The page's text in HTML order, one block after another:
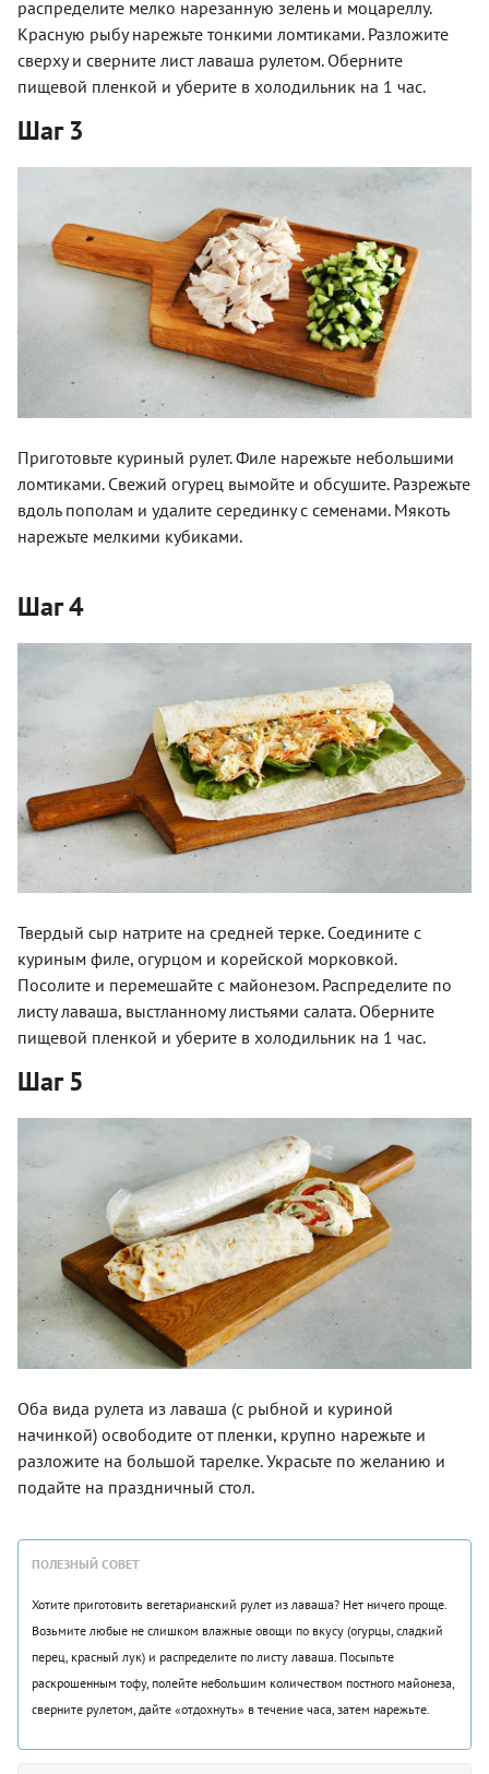
распределите мелко нарезанную зелень и моцареллу.
Красную рыбу нарежьте тонкими ломтиками. Разложите
сверху и сверните лист лаваша рулетом. Оберните
пищевой пленкой и уберите в холодильник на 1 час.
Шаг 3
Приготовьте куриный рулет. Филе нарежьте небольшими
ломтиками. Свежий огурец вымойте и обсушите. Разрежьте
вдоль пополам и удалите серединку с семенами. Мякоть
нарежьте мелкими кубиками.
Шаг 4
Твердый сыр натрите на средней терке. Соедините с
куриным филе, огурцом и корейской морковкой.
Посолите и перемешайте с майонезом. Распределите по
листу лаваша, выстланному листьями салата. Оберните
пищевой пленкой и уберите в холодильник на 1 час.
Шаг 5
Оба вида рулета из лаваша (с рыбной и куриной
начинкой) освободите от пленки, крупно нарежьте и
разложите на большой тарелке. Украсьте по желанию и
подайте на праздничный стол.
ПОЛЕЗНЫЙ СОВЕТ
Хотите приготовить вегетарианский рулет из лаваша? Нет ничего проще.
Возьмите любые не слишком влажные овощи по вкусу (огурцы, сладкий
перец, красный лук) и распределите по листу лаваша. Посыпьте
раскрошенным тофу, полейте небольшим количеством постного майонеза,
сверните рулетом, дайте «отдохнуть» в течение часа, затем нарежьте.